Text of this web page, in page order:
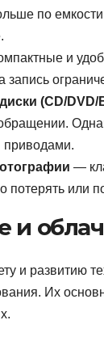
по
и
запись
(CD/DVD/
—
потерять или
и
и развитию
Их